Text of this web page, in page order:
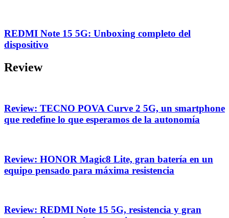
REDMI Note 15 5G: Unboxing completo del
dispositivo
Review
Review: TECNO POVA Curve 2 5G, un smartphone
que redefine lo que esperamos de la autonomía
Review: HONOR Magic8 Lite, gran batería en un
equipo pensado para máxima resistencia
Review: REDMI Note 15 5G, resistencia y gran